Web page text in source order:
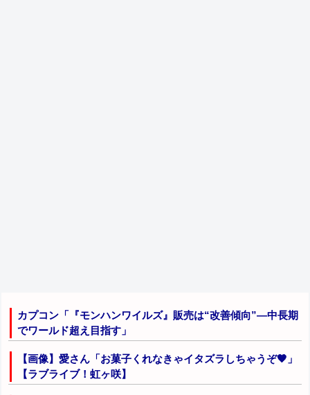
カプコン「『モンハンワイルズ』販売は“改善傾向”―中長期
でワールド超え目指す」
【画像】愛さん「お菓子くれなきゃイタズラしちゃうぞ🧡」
【ラブライブ！虹ヶ咲】